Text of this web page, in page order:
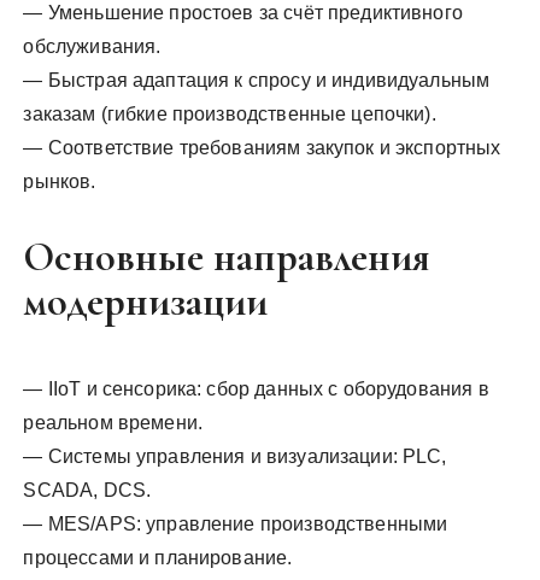
— Уменьшение простоев за счёт предиктивного
обслуживания.
— Быстрая адаптация к спросу и индивидуальным
заказам (гибкие производственные цепочки).
— Соответствие требованиям закупок и экспортных
рынков.
Основные направления
модернизации
— IIoT и сенсорика: сбор данных с оборудования в
реальном времени.
— Системы управления и визуализации: PLC,
SCADA, DCS.
— MES/APS: управление производственными
процессами и планирование.